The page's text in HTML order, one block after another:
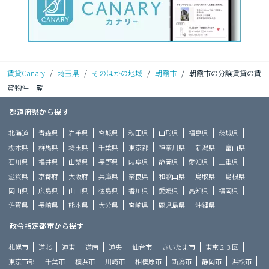
賃貸Canary / 埼玉県 / そのほかの地域 / 朝霞市 / 朝霞市の分譲賃貸の賃
貸物件一覧
都道府県から探す
北海道 青森県 岩手県 宮城県 秋田県 山形県 福島県
茨城県
栃木県
群馬県 埼玉県 千葉県 東京都 神奈川県 新潟県
富山県
石川県
福井県 山梨県 長野県 岐阜県 静岡県 愛知県
三重県
滋賀県
京都府 大阪府 兵庫県 奈良県 和歌山県 鳥取県
島根県
岡山県
広島県 山口県 徳島県 香川県 愛媛県 高知県
福岡県
佐賀県
長崎県 熊本県 大分県 宮崎県 鹿児島県 沖縄県
政令指定都市から探す
札幌市 道北 道東 道南 道央 仙台市 さいたま市
東京２３区
東京市部
千葉市 横浜市 川崎市 相模原市 新潟市 静岡市 浜松市